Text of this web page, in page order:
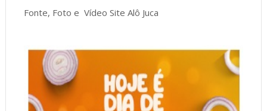
Fonte, Foto e Vídeo Site Alô Juca